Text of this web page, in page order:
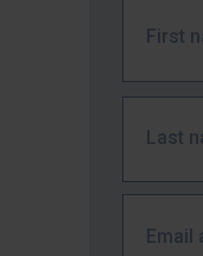
First
Last
Email